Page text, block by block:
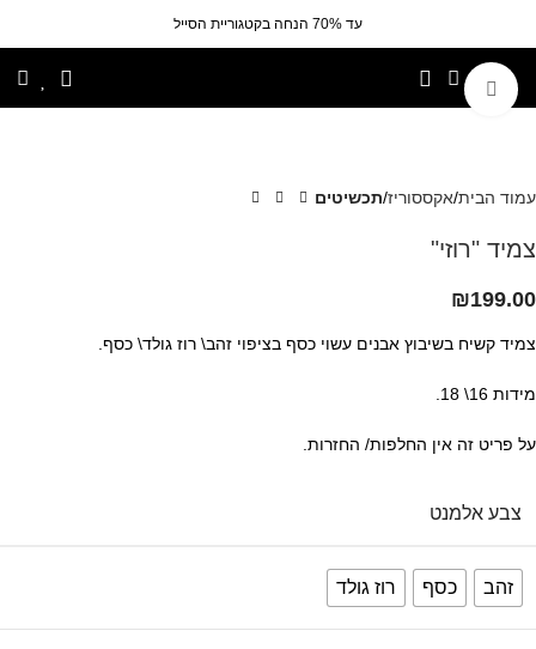
עד 70% הנחה בקטגוריית הסייל
לחצי להגדלה
עמוד הבית אקססוריז תכשיטים
צמיד "רוזי"
₪199.00
צמיד קשיח בשיבוץ אבנים עשוי כסף בציפוי זהב\ רוז גולד\ כסף.
מידות 16\ 18.
על פריט זה אין החלפות/ החזרות.
צבע אלמנט
זהב כסף רוז גולד